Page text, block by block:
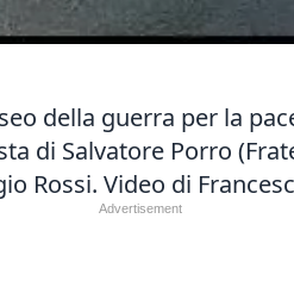
della guerra per la
di Salvatore Porro
Rossi. Video di